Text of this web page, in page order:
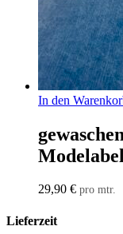
In den
29,90 € pro mtr.
Lieferzeit